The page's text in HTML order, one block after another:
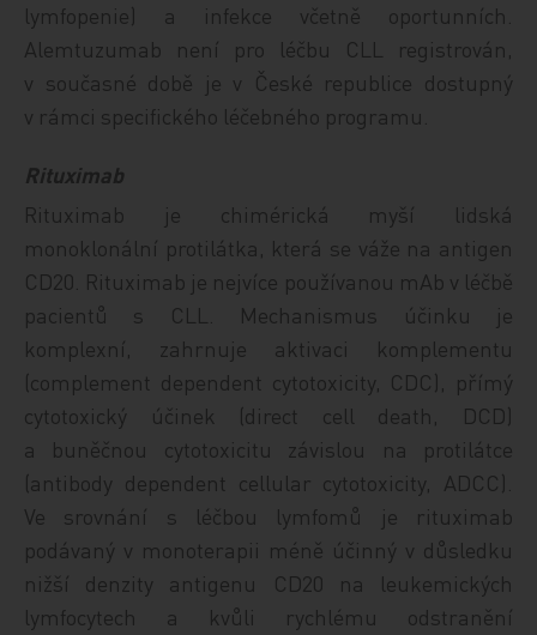
lymfopenie) a infekce včetně oportunních.
Alemtuzumab není pro léčbu CLL registrován,
v současné době je v České republice dostupný
v rámci specifického léčebného programu.
Rituximab
Rituximab je chimérická myší lidská
monoklonální protilátka, která se váže na antigen
CD20. Rituximab je nejvíce používanou mAb v léčbě
pacientů s CLL. Mechanismus účinku je
komplexní, zahrnuje aktivaci komplementu
(complement dependent cytotoxicity, CDC), přímý
cytotoxický účinek (direct cell death, DCD)
a buněčnou cytotoxicitu závislou na protilátce
(antibody dependent cellular cytotoxicity, ADCC).
Ve srovnání s léčbou lymfomů je rituximab
podávaný v monoterapii méně účinný v důsledku
nižší denzity antigenu CD20 na leukemických
lymfocytech a kvůli rychlému odstranění